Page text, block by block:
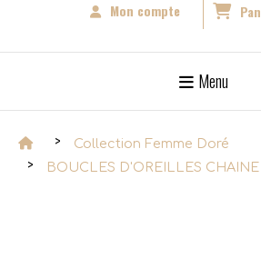
Mon compte
Menu
Collection Femme Doré
BOUCLES D'OREILLES CHAINE